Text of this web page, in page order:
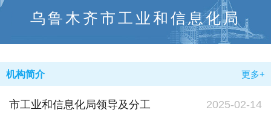
乌鲁木齐市工业和信息化局
机构简介 更多+
市工业和信息化局领导及分工
2025-02-14